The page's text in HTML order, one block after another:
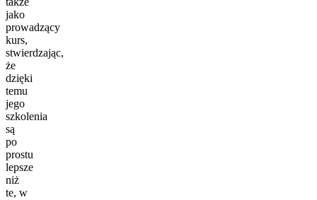
jako
prowadzący
kurs,
stwierdzając,
że
dzięki
temu
jego
szkolenia
są
po
prostu
lepsze
niż
te, w